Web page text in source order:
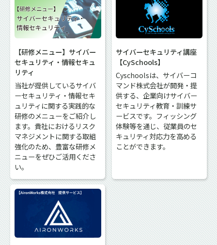
【研修メニュー】サイバー
セキュリティ・情報セキュ
リティ
当社が提供しているサイバ
ーセキュリティ・情報セキ
ュリティに関する実践的な
研修のメニューをご紹介し
ます。貴社におけるリスク
マネジメントに関する取組
強化のため、豊富な研修メ
ニューをぜひご活用くださ
い。
サイバーセキュリティ講座
【CySchools】
Cyschoolsは、サイバーコ
マンド株式会社が開発・提
供する、企業向けサイバー
セキュリティ教育・訓練サ
ービスです。フィッシング
体験等を通じ、従業員のセ
キュリティ対応力を高める
ことができます。